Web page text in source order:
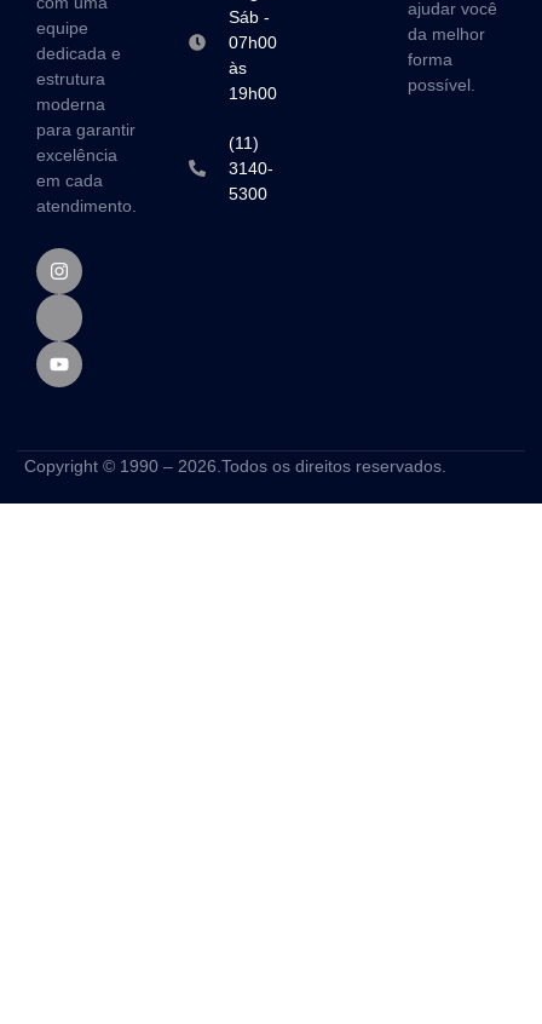
equipe
dedicada e
estrutura
moderna
para garantir
excelência
em cada
atendimento.
Sáb -
07h00
às
19h00
(11)
3140-
5300
ajudar você
da melhor
forma
possível.
Copyright © 1990 – 2026.Todos os direitos reservados.